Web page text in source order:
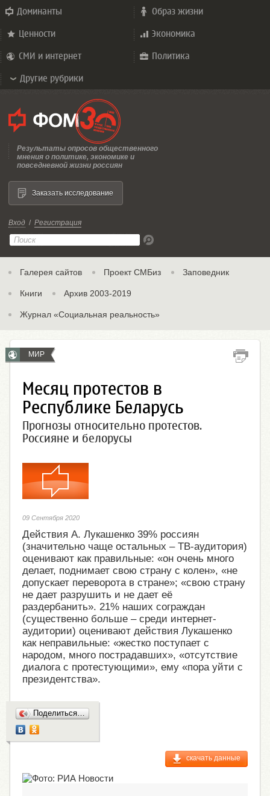
Доминанты Образ жизни
Ценности Экономика
СМИ и интернет Политика
Другие рубрики
Результаты опросов общественного
мнения о политике, экономике и
повседневной жизни россиян
Вход / Регистрация
Галерея сайтов Проект СМБиз Заповедник
Книги Архив 2003-2019
Журнал «Социальная реальность»
Заказать исследование
МИР
Месяц протестов в
Республике Беларусь
Прогнозы относительно протестов.
Россияне и белорусы
09 Сентября 2020
Действия А. Лукашенко 39% россиян
(значительно чаще остальных – ТВ-аудитория)
оценивают как правильные: «он очень много
делает, поднимает свою страну с колен», «не
допускает переворота в стране»; «свою страну
не дает разрушить и не дает её
раздербанить». 21% наших сограждан
(существенно больше – среди интернет-
аудитории) оценивают действия Лукашенко
как неправильные: «жестко поступает с
народом, много пострадавших», «отсутствие
диалога с протестующими», ему «пора уйти с
президентства».
скачать данные
Поделиться…